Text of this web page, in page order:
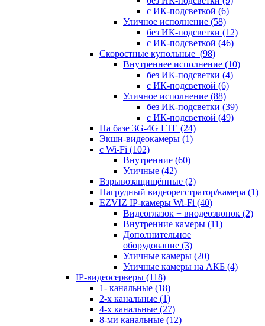
с ИК-подсветкой (6)
Уличное исполнение (58)
без ИК-подсветки (12)
с ИК-подсветкой (46)
Скоростные купольные (98)
Внутреннее исполнение (10)
без ИК-подсветки (4)
с ИК-подсветкой (6)
Уличное исполнение (88)
без ИК-подсветки (39)
с ИК-подсветкой (49)
На базе 3G-4G LTE (24)
Экшн-видеокамеры (1)
с Wi-Fi (102)
Внутренние (60)
Уличные (42)
Взрывозащищённые (2)
Нагрудный видеорегстратор/камера (1)
EZVIZ IP-камеры Wi-Fi (40)
Видеоглазок + виодеозвонок (2)
Внутренние камеры (11)
Дополнительное
оборудование (3)
Уличные камеры (20)
Уличные камеры на АКБ (4)
IP-видеосерверы (118)
1- канальные (18)
2-х канальные (1)
4-х канальные (27)
8-ми канальные (12)